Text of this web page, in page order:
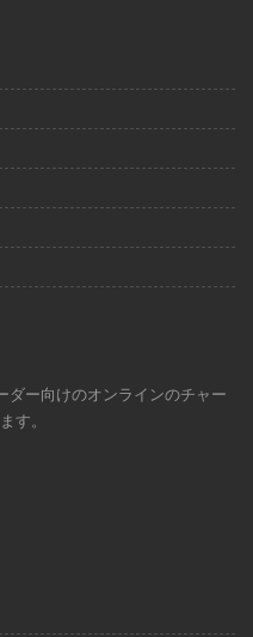
ダー向けのオンラインのチャー
す。